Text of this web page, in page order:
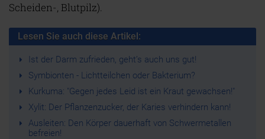
Scheiden-, Blutpilz).
Lesen Sie auch diese Artikel:
Ist der Darm zufrieden, geht’s auch uns gut!
Symbionten - Lichtteilchen oder Bakterium?
Kurkuma: "Gegen jedes Leid ist ein Kraut gewachsen!"
Xylit: Der Pflanzenzucker, der Karies verhindern kann!
Ausleiten: Den Körper dauerhaft von Schwermetallen
befreien!